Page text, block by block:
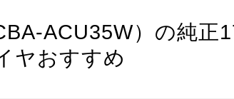
ACU35W）の純正
ヤおすすめ